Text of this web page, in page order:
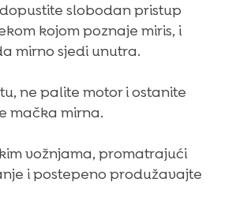
slobodan pristup
kojom poznaje miris, i
mirno sjedi unutra.
ne palite motor i ostanite
mačka mirna.
vožnjama, promatrajući
i postepeno produžavajte